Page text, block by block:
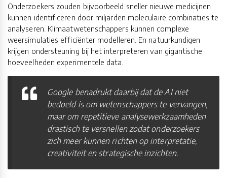
Onderzoekers zouden bijvoorbeeld sneller nieuwe medicijnen
kunnen identificeren door miljarden moleculaire combinaties te
analyseren. Klimaatwetenschappers kunnen complexe
weersimulaties efficiënter modelleren. En natuurkundigen
krijgen ondersteuning bij het interpreteren van gigantische
hoeveelheden experimentele data.
Google benadrukt daarbij dat de AI niet
bedoeld is om wetenschappers te vervangen,
maar om repetitieve analysewerkzaamheden
drastisch te versnellen zodat onderzoekers
zich meer kunnen richten op interpretatie,
creativiteit en strategische inzichten.